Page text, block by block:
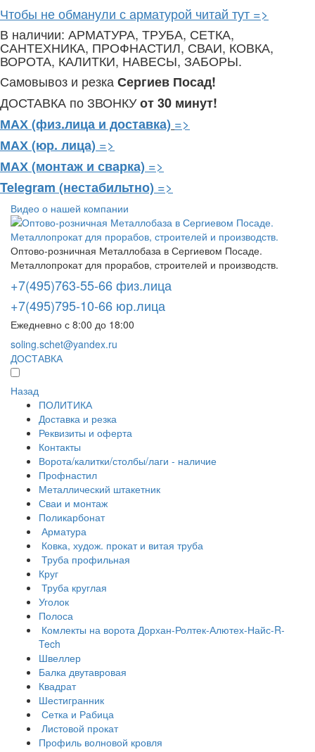
Чтобы не обманули с арматурой читай тут =>
В наличии: АРМАТУРА, ТРУБА, СЕТКА,
САНТЕХНИКА, ПРОФНАСТИЛ, СВАИ, КОВКА,
ВОРОТА, КАЛИТКИ, НАВЕСЫ, ЗАБОРЫ.
Самовывоз и резка Сергиев Посад!
ДОСТАВКА по ЗВОНКУот 30 минут!
МАХ (физ.лица и доставка) =>
МАХ (юр. лица) =>
МАХ (монтаж и сварка) =>
Telegram (нестабильтно) =>
Видео о нашей компании
Оптово-розничная Металлобаза в Сергиевом Посаде.
Металлопрокат для прорабов, строителей и производств.
+7(495)763-55-66 физ.лица
+7(495)795-10-66 юр.лица
Ежедневно с 8:00 до 18:00
soling.schet@yandex.ru
ДОСТАВКА
Назад
ПОЛИТИКА
Доставка и резка
Реквизиты и оферта
Контакты
Ворота/калитки/столбы/лаги - наличие
Профнастил
Металлический штакетник
Сваи и монтаж
Поликарбонат
Арматура
Ковка, худож. прокат и витая труба
Труба профильная
Круг
Труба круглая
Уголок
Полоса
Комлекты на ворота Дорхан-Ролтек-Алютех-Найс-R-
Tech
Швеллер
Балка двутавровая
Квадрат
Шестигранник
Сетка и Рабица
Листовой прокат
Профиль волновой кровля